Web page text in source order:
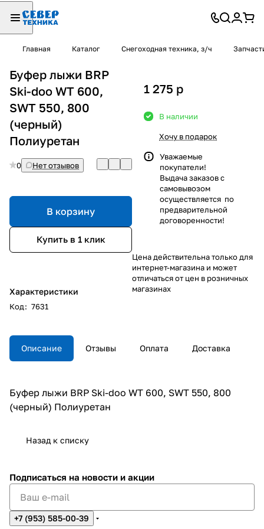
Главная Каталог Снегоходная техника, з/ч
Буфер лыжи BRP
Ski-doo WT 600,
SWT 550, 800
(черный)
Полиуретан
0 Нет отзывов
В корзину
Купить в 1 клик
Характеристики
Код: 7631
1 275 p
В наличии
Хочу в подарок
Уважаемые
покупатели!
Выдача заказов с
самовывозом
осуществляется по
предварительной
договоренности!
Цена действительна только для
интернет-магазина и может
отличаться от цен в розничных
магазинах
Описание Отзывы Оплата Доставка
Буфер лыжи BRP Ski-doo WT 600, SWT 550, 800
(черный) Полиуретан
Назад к списку
Подписаться на новости и акции
+7 (953) 585-00-39